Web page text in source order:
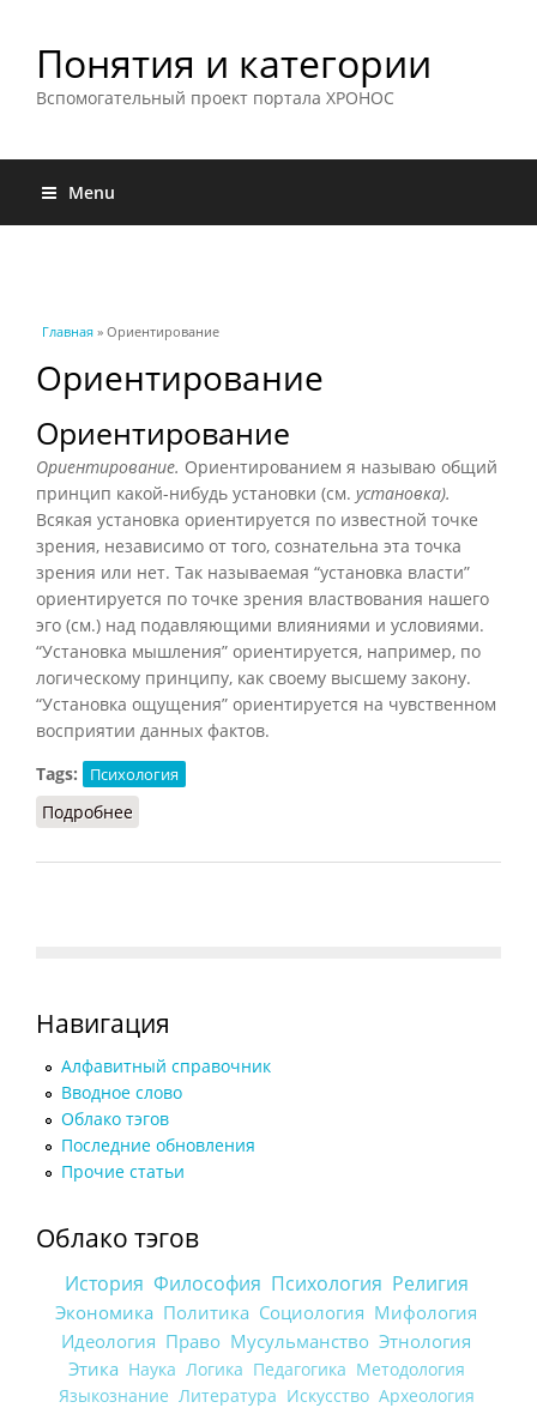
Понятия и категории
Вспомогательный проект портала ХРОНОС
Menu
Вы здесь
Главная » Ориентирование
Ориентирование
Ориентирование
Ориентирование. Ориентированием я называю общий
принцип какой-нибудь установки (см. установка).
Всякая установка ориентируется по известной точке
зрения, независимо от того, сознательна эта точка
зрения или нет. Так называемая “установка власти”
ориентируется по точке зрения властвования нашего
эго (см.) над подавляющими влияниями и условиями.
“Установка мышления” ориентируется, например, по
логическому принципу, как своему высшему закону.
“Установка ощущения” ориентируется на чувственном
восприятии данных фактов.
Tags:
Психология
Подробнее
Навигация
Алфавитный справочник
Вводное слово
Облако тэгов
Последние обновления
Прочие статьи
Облако тэгов
История Философия Психология Религия
Экономика Политика Социология Мифология
Идеология Право Мусульманство Этнология
Этика Наука Логика Педагогика Методология
Языкознание Литература Искусство Археология